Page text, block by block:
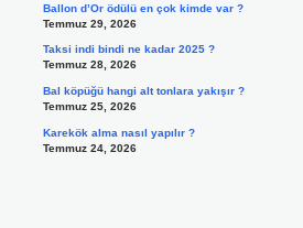
Ballon d’Or ödülü en çok kimde var ?
Temmuz 29, 2026
Taksi indi bindi ne kadar 2025 ?
Temmuz 28, 2026
Bal köpüğü hangi alt tonlara yakışır ?
Temmuz 25, 2026
Karekök alma nasıl yapılır ?
Temmuz 24, 2026